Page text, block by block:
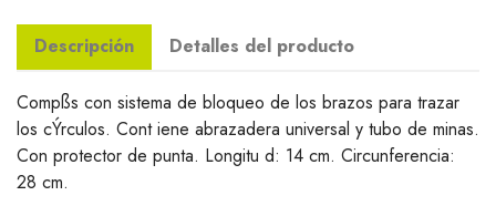
Descripción Detalles del producto
Compßs con sistema de bloqueo de los brazos para trazar
los cÝrculos. Cont iene abrazadera universal y tubo de minas.
Con protector de punta. Longitu d: 14 cm. Circunferencia:
28 cm.